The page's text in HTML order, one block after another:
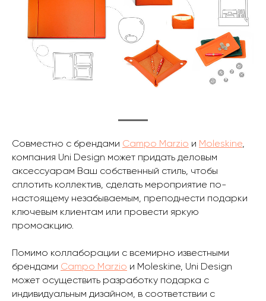
Совместно с брендами Campo Marzio и Moleskine,
компания Uni Design может придать деловым
аксессуарам Ваш собственный стиль, чтобы
сплотить коллектив, сделать мероприятие по-
наcтоящему незабываемым, преподнести подарки
ключевым клиентам или провести яркую
промоакцию.
Помимо коллаборации с всемирно известными
брендами Campo Marzio и Moleskine, Uni Design
может осуществить разработку подарка с
индивидуальным дизайном, в соответствии с